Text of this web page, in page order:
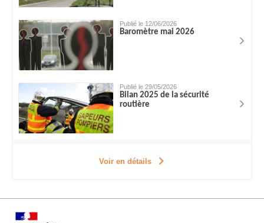
Publié le 12/06/2026
Baromètre mai 2026
Publié le 29/05/2026
Bilan 2025 de la sécurité
routière
Voir en détails